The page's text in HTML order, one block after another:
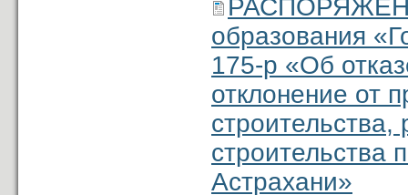
образования
175-р «Об
отклонение от
строительства,
строительства
Астрахани»